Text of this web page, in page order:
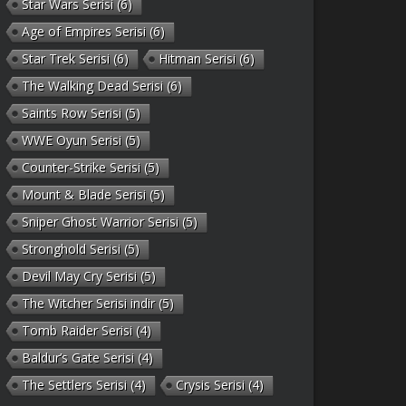
Star Wars Serisi (6)
Age of Empires Serisi (6)
Star Trek Serisi (6) Hitman Serisi (6)
The Walking Dead Serisi (6)
Saints Row Serisi (5)
WWE Oyun Serisi (5)
Counter-Strike Serisi (5)
Mount & Blade Serisi (5)
Sniper Ghost Warrior Serisi (5)
Stronghold Serisi (5)
Devil May Cry Serisi (5)
The Witcher Serisi indir(5)
Tomb Raider Serisi (4)
Baldur’s Gate Serisi (4)
The Settlers Serisi (4) Crysis Serisi (4)